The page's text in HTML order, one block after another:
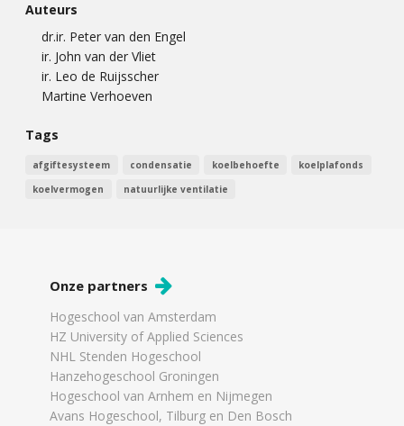
Auteurs
dr.ir. Peter van den Engel
ir. John van der Vliet
ir. Leo de Ruijsscher
Martine Verhoeven
Tags
afgiftesysteem condensatie koelbehoefte
koelplafonds
koelvermogen
natuurlijke ventilatie
Onze partners
Hogeschool van Amsterdam
HZ University of Applied Sciences
NHL Stenden Hogeschool
Hanzehogeschool Groningen
Hogeschool van Arnhem en Nijmegen
Avans Hogeschool, Tilburg en Den Bosch